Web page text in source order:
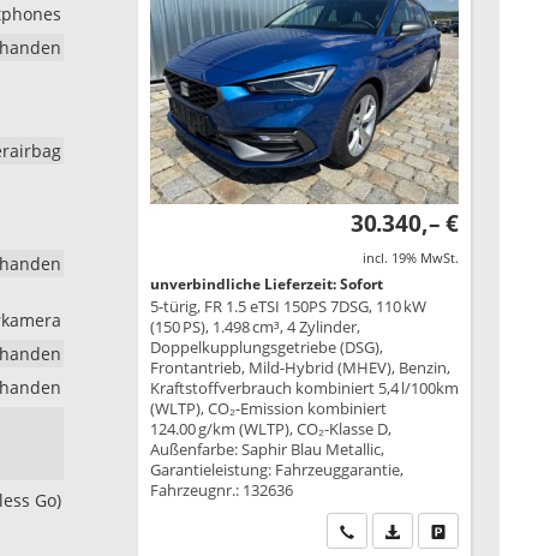
Go)
30.340,– €
incl. 19% MwSt.
unverbindliche Lieferzeit: Sofort
5-türig, FR 1.5 eTSI 150PS 7DSG, 110 kW
(150 PS), 1.498 cm³, 4 Zylinder,
Doppelkupplungsgetriebe (DSG),
Frontantrieb, Mild-Hybrid (MHEV), Benzin,
Kraftstoffverbrauch kombiniert 5,4 l/100km
(WLTP), CO₂-Emission kombiniert
124.00 g/km (WLTP), CO₂-Klasse D,
Außenfarbe: Saphir Blau Metallic,
Garantieleistung: Fahrzeuggarantie,
Fahrzeugnr.: 132636
Wir rufen Sie an
PDF-Datei,Drucken,